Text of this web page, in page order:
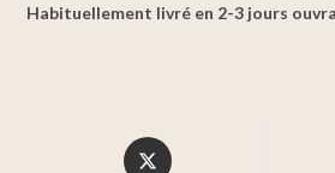
Habituellement livré en 2-3 jours